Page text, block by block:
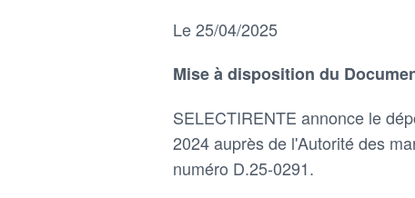
Le 25/04/2025
Mise à disposition du
SELECTIRENTE annonce le
2024 auprès de l'Autorité des
numéro D.25-0291.